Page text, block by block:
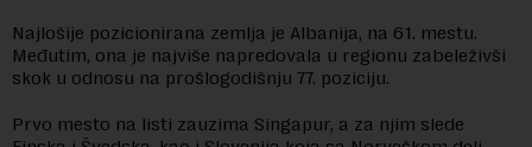
Najlošije pozicionirana zemlja je Albanija, na 61. mestu.
Međutim, ona je najviše napredovala u regionu zabeleživši
skok u odnosu na prošlogodišnju 77. poziciju.
Prvo mesto na listi zauzima Singapur, a za njim slede